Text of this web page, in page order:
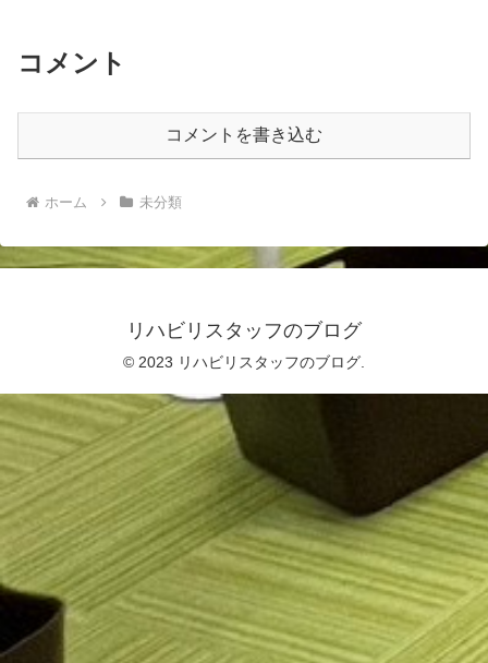
コメント
コメントを書き込む
ホーム 未分類
リハビリスタッフのブログ
© 2023 リハビリスタッフのブログ.